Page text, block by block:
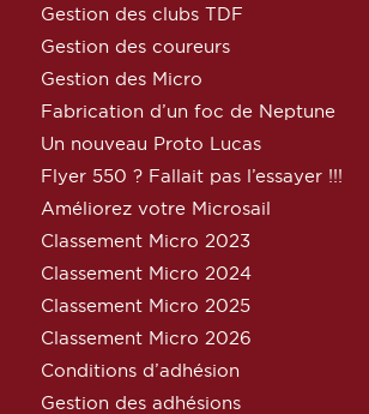
Gestion des clubs TDF
Gestion des coureurs
Gestion des Micro
Fabrication d’un foc de Neptune
Un nouveau Proto Lucas
Flyer 550 ? Fallait pas l’essayer !!!
Améliorez votre Microsail
Classement Micro 2023
Classement Micro 2024
Classement Micro 2025
Classement Micro 2026
Conditions d’adhésion
Gestion des adhésions